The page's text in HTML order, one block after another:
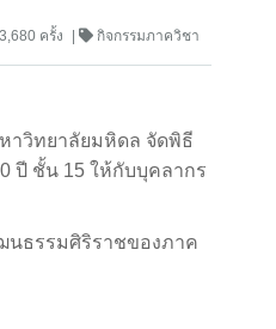
ครั้ง กิจกรรมภาควิชา
าวิทยาลัยมหิดล จัดพิธี
ปี ชั้น 15 ให้กับบุคลากร
นธรรมศิริราชของภาค